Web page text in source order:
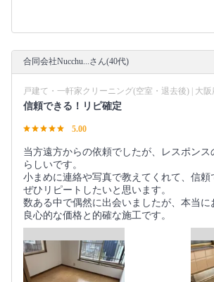
合同会社Nucchu...さん(40代)
戸建て・一軒家クリーニング(空室・退去後) | 大阪
信頼できる！リピ確定
5.00
当方遠方からの依頼でしたが、レスポン
らしいです。
小まめに連絡や写真で教えてくれて、信頼
ぜひリピートしたいと思います。
数ある中で偶然に出会いましたが、本当に
良心的な価格と的確な施工です。